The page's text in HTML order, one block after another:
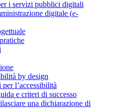
i servizi pubblici digitali
digitale (e-
by design
l’accessibilità
e criteri di successo
una dichiarazione di